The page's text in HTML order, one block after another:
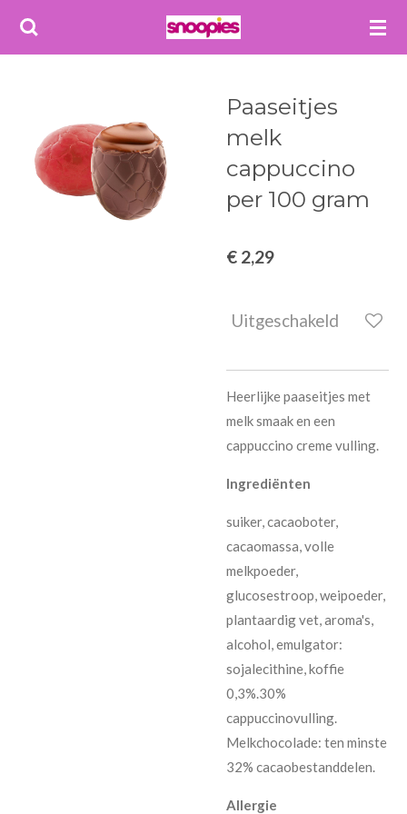
Ga
Paaseitjes
melk
cappuccino
per 100 gram
€ 2,29
Uitgeschakeld
Heerlijke paaseitjes met
melk smaak en een
cappuccino creme vulling.
Ingrediënten
suiker, cacaoboter,
cacaomassa, volle
melkpoeder,
glucosestroop, weipoeder,
plantaardig vet, aroma's,
alcohol, emulgator:
sojalecithine, koffie
0,3%.30%
cappuccinovulling.
Melkchocolade: ten minste
32% cacaobestanddelen.
Allergie